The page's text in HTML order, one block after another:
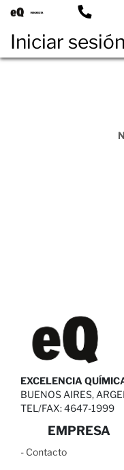
Iniciar
EXCELENCIA
BUENOS AIRES,
TEL/FAX: 4647-1999
EMPRESA
- Contacto